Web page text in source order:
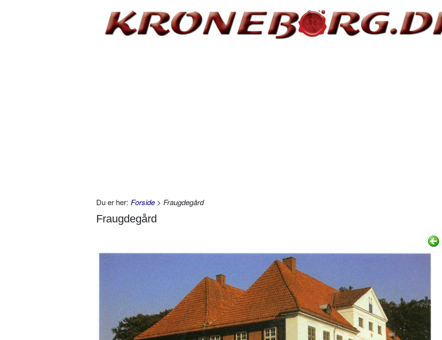
Du er her: Forside > Fraugdegård
Fraugdegård